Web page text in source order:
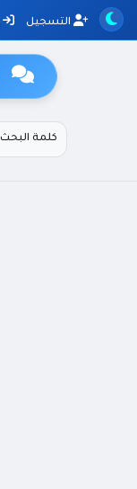
التسجيل